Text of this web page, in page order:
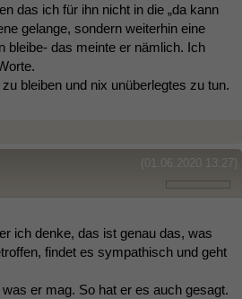
das ich für ihn nicht in die „da kann
gelange, sondern weiterhin eine
bleibe- das meinte er nämlich. Ich
bleiben und nix unüberlegtes zu tun.
(01.06.2020 13:27)
ich denke, das ist genau das, was
findet es sympathisch und geht
er mag. So hat er es auch gesagt.